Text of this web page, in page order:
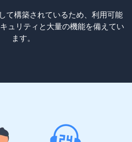
て構築されているため、利用可能
ュリティと大量の機能を備えてい
ます。